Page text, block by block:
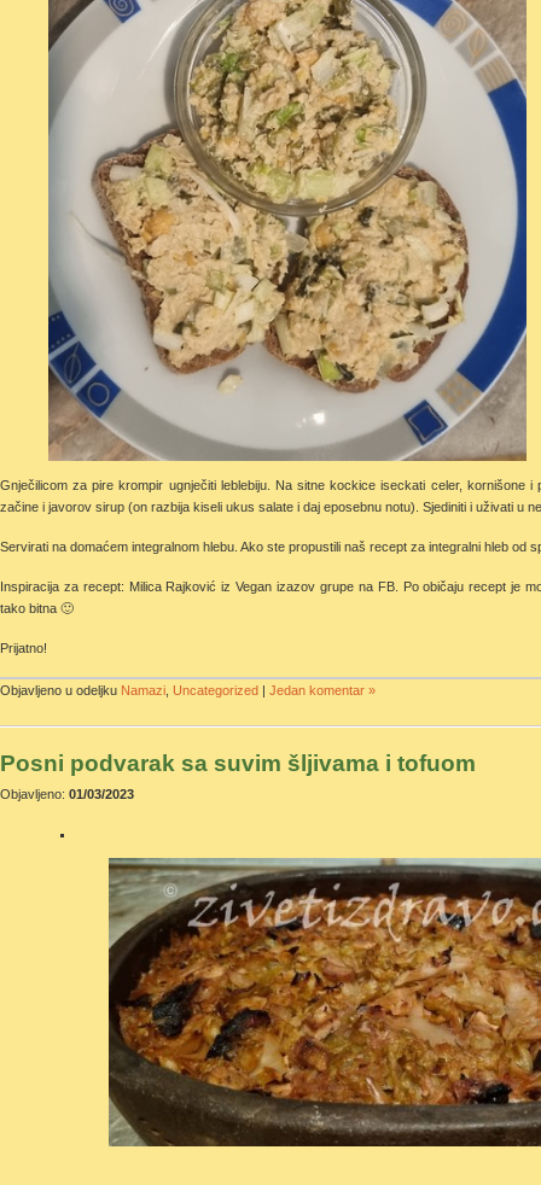
Gnječilicom za pire krompir ugnječiti leblebiju. Na sitne kockice iseckati celer, kornišone
začine i javorov sirup (on razbija kiseli ukus salate i daj eposebnu notu). Sjediniti i uživati u
Servirati na domaćem integralnom hlebu. Ako ste propustili naš recept za integralni hleb od
Inspiracija za recept: Milica Rajković iz Vegan izazov grupe na FB. Po običaju recept je
tako bitna 🙂
Prijatno!
Objavljeno u odeljku Namazi Uncategorized Jedan komentar »
Posni podvarak sa suvim šljivama i tofuom
Objavljeno: 01/03/2023